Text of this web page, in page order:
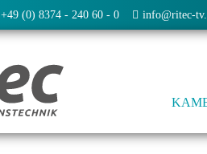
+49 (0) 8374 - 240 60 - 0 info@ritec-